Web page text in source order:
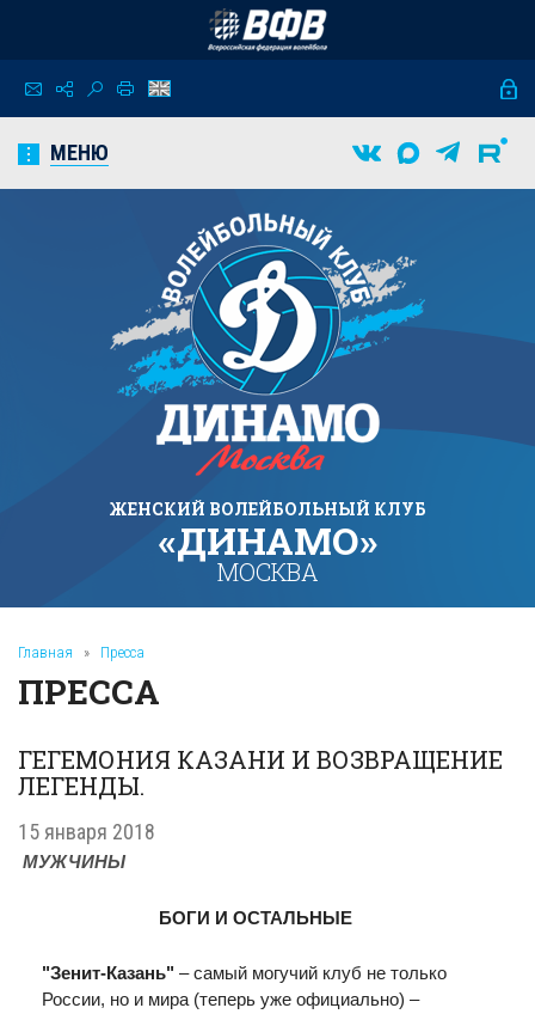
МЕНЮ
ЖЕНСКИЙ ВОЛЕЙБОЛЬНЫЙ КЛУБ
«ДИНАМО»
МОСКВА
Главная » Пресса
ПРЕССА
ГЕГЕМОНИЯ КАЗАНИ И ВОЗВРАЩЕНИЕ
ЛЕГЕНДЫ.
15 января 2018
МУЖЧИНЫ
БОГИ И ОСТАЛЬНЫЕ
"Зенит-Казань" – самый могучий клуб не только
России, но и мира (теперь уже официально) –